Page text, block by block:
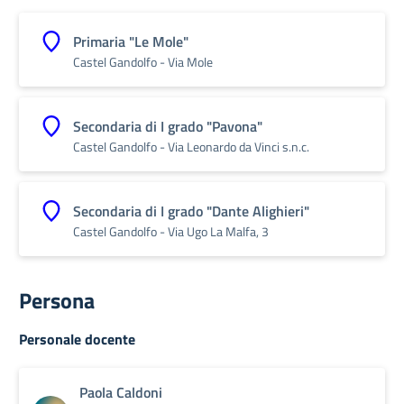
Primaria "Le Mole"
Castel Gandolfo - Via Mole
Secondaria di I grado "Pavona"
Castel Gandolfo -​ Via Leonardo da Vinci s.n.c.
Secondaria di I grado "Dante Alighieri"
Castel Gandolfo -​ Via Ugo La Malfa, 3
Persona
Personale docente
Paola Caldoni